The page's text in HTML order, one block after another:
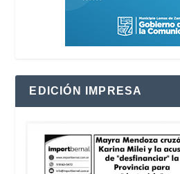
EDICIÓN IMPRESA